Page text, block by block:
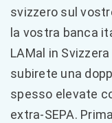
svizzero sul
la vostra banca
LAMal in
subirete una
spesso elevate
extra-SEPA.